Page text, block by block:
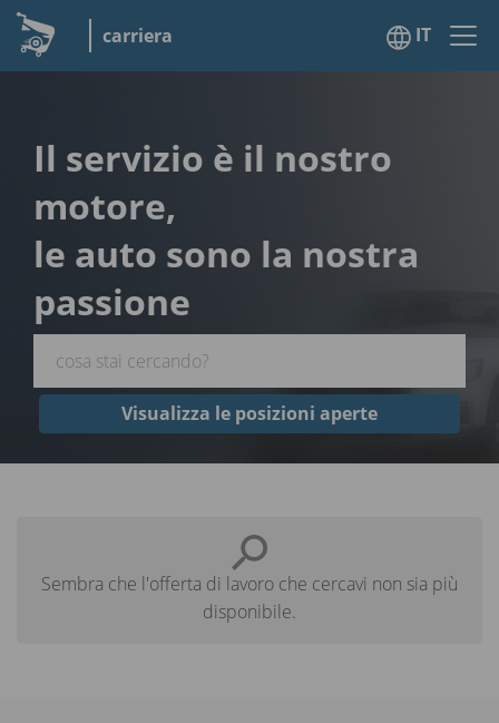
carriera IT
Il servizio è il nostro
motore,
le auto sono la nostra
passione
Visualizza le posizioni aperte
Sembra che l'offerta di lavoro che cercavi non sia più
disponibile.